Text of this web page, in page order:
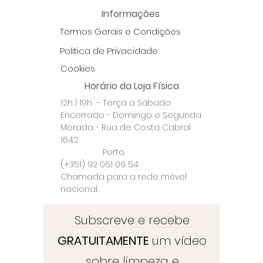
chegue às nossas
instalações.
ENVIO
Para Portugal Continental e
Ilhas a Loja Crystal Healing &
transporte fixas e o serviço
de correio registado através
dos CTT.
Todas as encomendas são
registadas para que
cheguem ao seu destino sem
risco de serem extraviadas.
Por favor confirme que
dados e morada
A Loja Crystal Healing & Crafts
Store não se responsabiliza
Informações
Termos Gerais e Condições
Politica de Privacidade
Cookies
Horário da Loja Física
12h | 19h - Terça a Sábado
Encerrado - Domingo e Segunda
Morada - Rua de Costa Cabral
1642.
Porto.
(+351) 92 061 09 54
Chamada para a rede móvel
nacional.
Subscreve e recebe
GRATUITAMENTE um vídeo